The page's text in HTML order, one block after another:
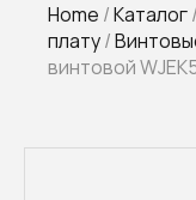
Home /Каталог/
плату/
винтовой